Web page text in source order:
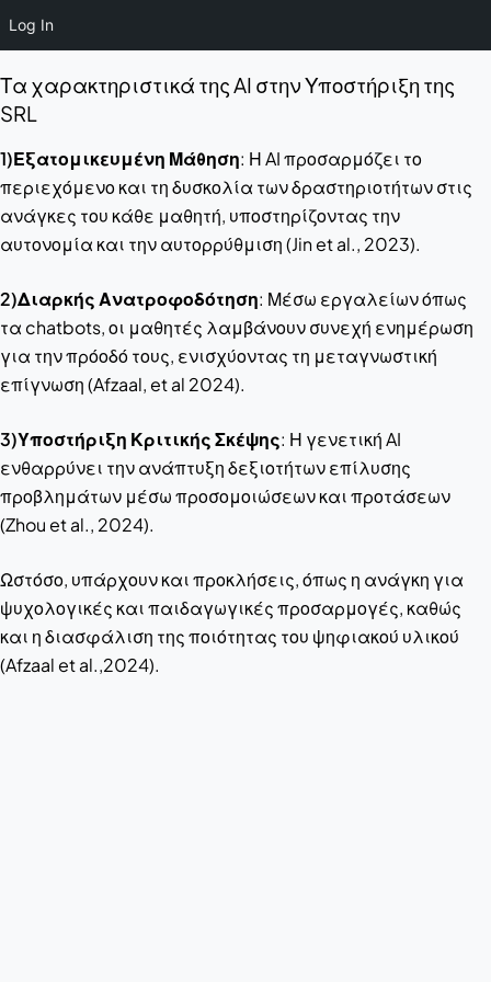
Log In
Τα χαρακτηριστικά της AI στην Υποστήριξη της
SRL
1)Εξατομικευμένη Μάθηση: Η AI προσαρμόζει το
περιεχόμενο και τη δυσκολία των δραστηριοτήτων στις
ανάγκες του κάθε μαθητή, υποστηρίζοντας την
αυτονομία και την αυτορρύθμιση (Jin et al., 2023).
2)Διαρκής Ανατροφοδότηση: Μέσω εργαλείων όπως
τα chatbots, οι μαθητές λαμβάνουν συνεχή ενημέρωση
για την πρόοδό τους, ενισχύοντας τη μεταγνωστική
επίγνωση (Afzaal, et al 2024).
3)Υποστήριξη Κριτικής Σκέψης: Η γενετική AI
ενθαρρύνει την ανάπτυξη δεξιοτήτων επίλυσης
προβλημάτων μέσω προσομοιώσεων και προτάσεων
(Zhou et al., 2024).
Ωστόσο, υπάρχουν και προκλήσεις, όπως η ανάγκη για
ψυχολογικές και παιδαγωγικές προσαρμογές, καθώς
και η διασφάλιση της ποιότητας του ψηφιακού υλικού
(Afzaal et al.,2024).